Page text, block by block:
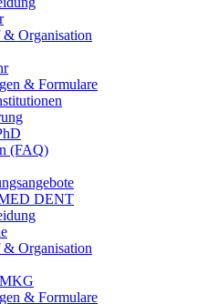
& Organisation
& Formulare
(FAQ)
DENT
& Organisation
& Formulare